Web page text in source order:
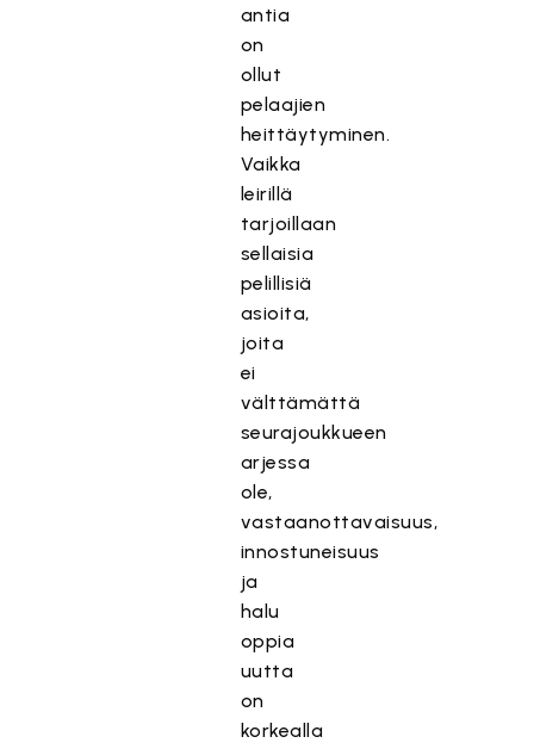
antia
on
ollut
pelaajien
heittäytyminen.
Vaikka
leirillä
tarjoillaan
sellaisia
pelillisiä
asioita,
joita
ei
välttämättä
seurajoukkueen
arjessa
ole,
vastaanottavaisuus,
innostuneisuus
ja
halu
oppia
uutta
on
korkealla